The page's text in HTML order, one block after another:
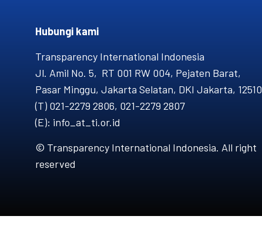
Hubungi kami​
Transparency International Indonesia
Jl. Amil No. 5, RT 001 RW 004, Pejaten Barat,
Pasar Minggu, Jakarta Selatan, DKI Jakarta, 12510
(T) 021-2279 2806, 021-2279 2807
(E): info_at_ti.or.id
© Transparency International Indonesia. All right
reserved